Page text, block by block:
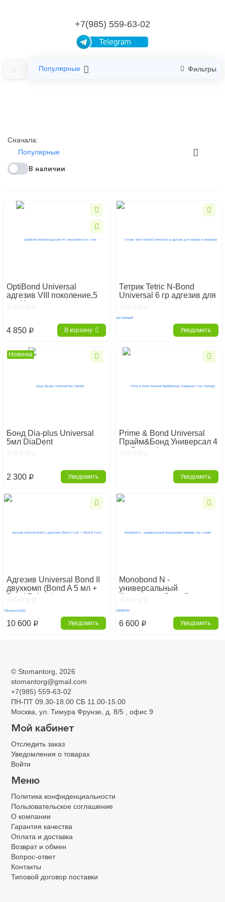
+7(985) 559-63-02
Популярные Фильтры
Сначала:
Популярные
В наличии
OptiBond Universal
адгезив VIII поколение,5
мл, Kerr
4 850 p В корзину
Тетрик Tetric N-Bond
Universal 6 гр адгезив для
Уведомить
Новинка
Бонд Dia-plus Universal
5мл DiaDent
2 300 p Уведомить
Prime & Bond Universal
Прайм&Бонд Универсал 4
мл Dentsply
Уведомить
Адгезив Universal Bond II
двухкомп (Bond A 5 мл +
Bond B 4 мл)
10 600 p Уведомить
Monobond N -
универсальный
бондинговый праймер,
6 600 p Уведомить
Адгезивы Universal
© Stomantorg , 2026
stomantorg@gmail.com
+7(985) 559-63-02
ПН-ПТ 09.30-18.00 СБ 11.00-15.00
Москва, ул. Тимура Фрунзе, д. 8/5 , офис 9
Мой кабинет
Отследить заказ
Уведомления о товарах
Войти
Меню
Политика конфиденциальности
Пользовательское соглашение
О компании
Гарантия качества
Оплата и доставка
Возврат и обмен
Вопрос-ответ
Контакты
Типовой договор поставки